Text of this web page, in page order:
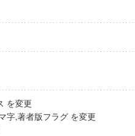
を変更
字,著者版フラグ を変更